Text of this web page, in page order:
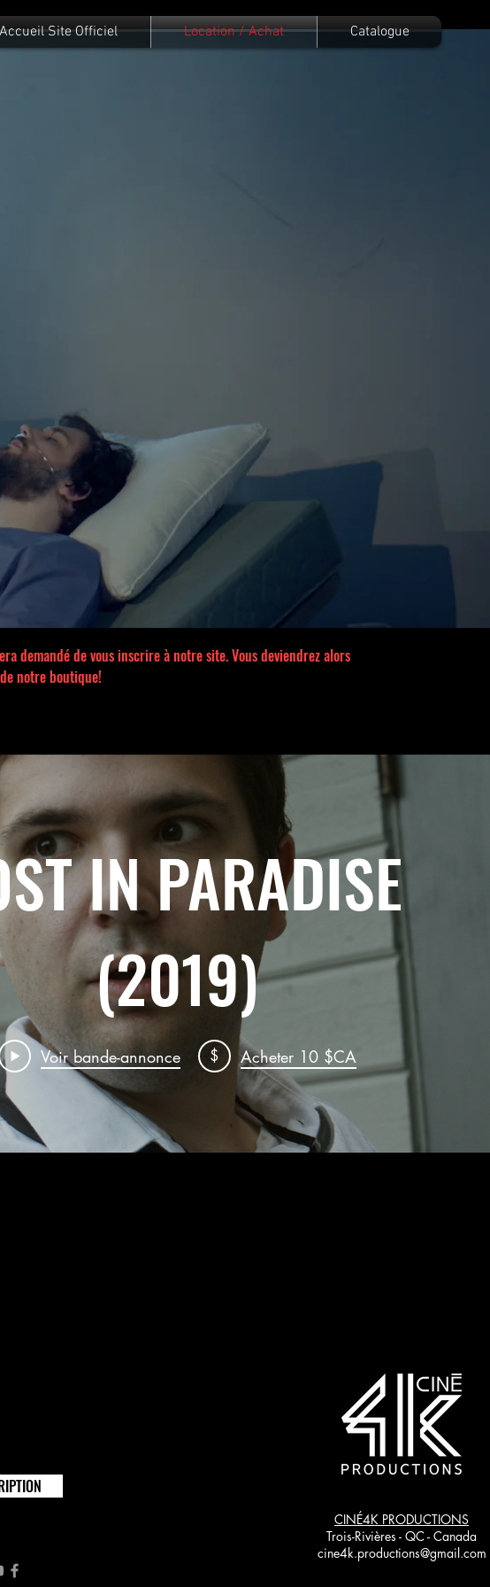
Accueil Site Officiel Location / Achat Catalogue
demandé de vous inscrire à notre site. Vous deviendrez alors
notre boutique!
IN PARADISE
(2019)
Voir bande-annonce $ Acheter 10 $CA
CINÉ4K PRODUCTIONS
Trois-Rivières - QC - Canada
cine4k.productions@gmail.com